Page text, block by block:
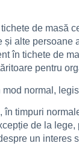
de
alte
în tichete de
pentru
normal,
timpuri
de la
un